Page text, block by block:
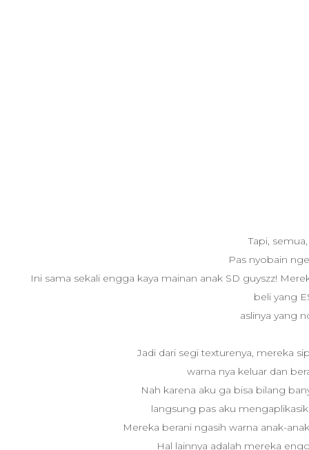
Tapi,
Pas nyobain
Ini sama sekali engga kaya mainan anak SD guyszz!
beli yang
aslinya yang
Jadi dari segi texturenya, mereka
warna nya keluar dan
Nah karena aku ga bisa bilang
langsung pas aku
Mereka berani ngasih warna anak-
Hal lainnya adalah mereka